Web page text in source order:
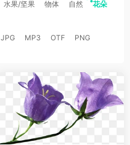
水果/坚果 物体 自然
花朵
JPG MP3 OTF
PNG